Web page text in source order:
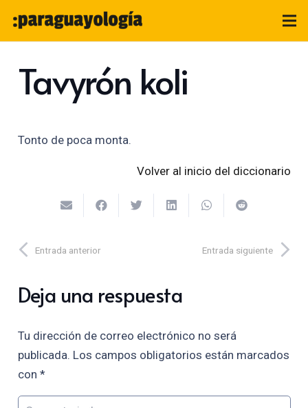
Tavyrón koli
Tonto de poca monta.
Volver al inicio del diccionario
Entrada anterior Entrada siguiente
Deja una respuesta
Tu dirección de correo electrónico no será
publicada. Los campos obligatorios están marcados
con *